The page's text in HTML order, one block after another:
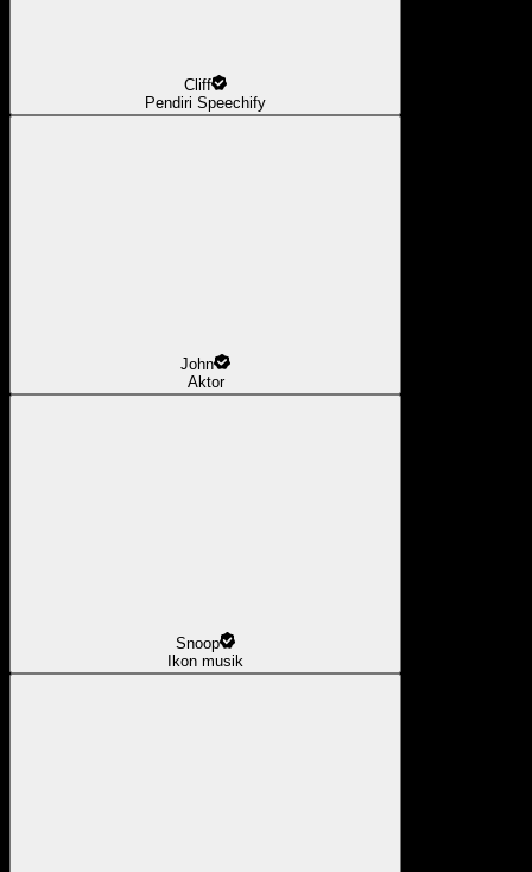
Cliff
Pendiri Speechify
John
Aktor
Snoop
Ikon musik